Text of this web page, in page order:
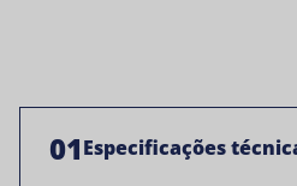
01Especificações